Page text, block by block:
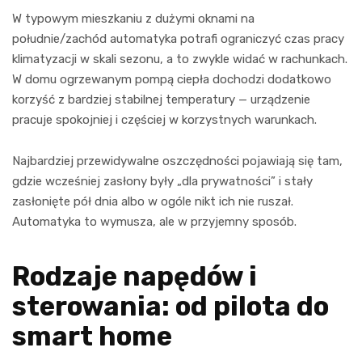
W typowym mieszkaniu z dużymi oknami na
południe/zachód automatyka potrafi ograniczyć czas pracy
klimatyzacji w skali sezonu, a to zwykle widać w rachunkach.
W domu ogrzewanym pompą ciepła dochodzi dodatkowo
korzyść z bardziej stabilnej temperatury — urządzenie
pracuje spokojniej i częściej w korzystnych warunkach.
Najbardziej przewidywalne oszczędności pojawiają się tam,
gdzie wcześniej zasłony były „dla prywatności” i stały
zasłonięte pół dnia albo w ogóle nikt ich nie ruszał.
Automatyka to wymusza, ale w przyjemny sposób.
Rodzaje napędów i
sterowania: od pilota do
smart home